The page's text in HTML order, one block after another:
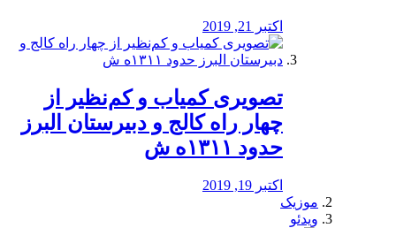
اکتبر 21, 2019
️تصویری کمیاب و کم‌نظیر از
چهار راه كالج و دبيرستان البرز
حدود ۱۳۱۱ه ش
اکتبر 19, 2019
موزیک
ویدئو